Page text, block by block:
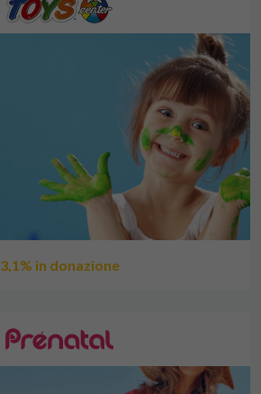
3,1% in donazione